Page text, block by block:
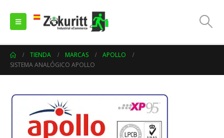
TIENDA MARCAS
APOLLO
SISTEMA ANALÓGICO APOLLO